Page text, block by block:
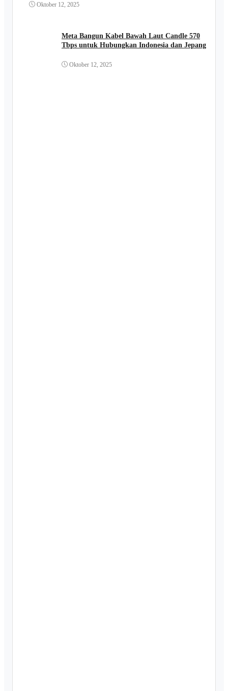
Oktober 12, 2025
Meta Bangun Kabel Bawah Laut Candle 570
Tbps untuk Hubungkan Indonesia dan Jepang
Oktober 12, 2025